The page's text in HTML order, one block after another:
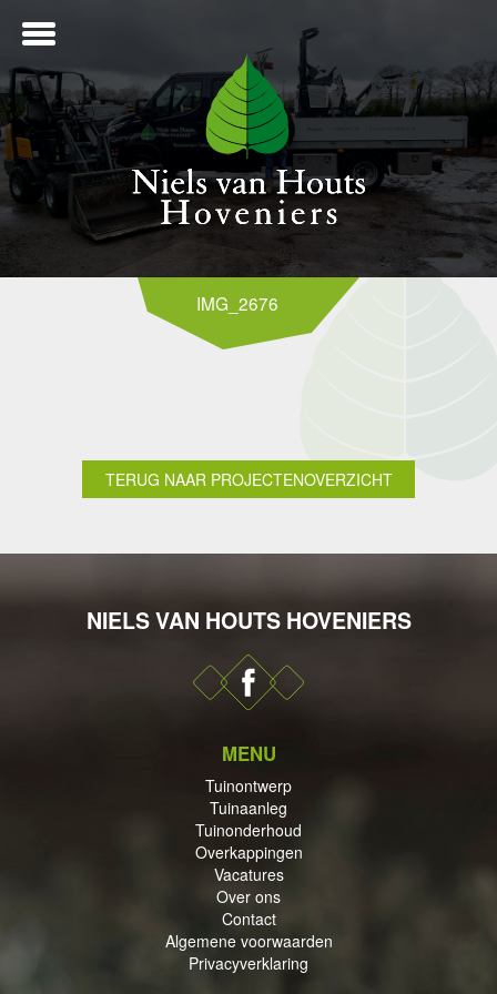
IMG_2676
TERUG NAAR PROJECTENOVERZICHT
NIELS VAN HOUTS HOVENIERS
MENU
Tuinontwerp
Tuinaanleg
Tuinonderhoud
Overkappingen
Vacatures
Over ons
Contact
Algemene voorwaarden
Privacyverklaring